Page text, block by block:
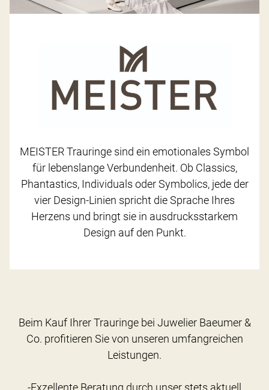
MEISTER Trauringe sind ein emotionales Symbol
für lebenslange Verbundenheit. Ob Classics,
Phantastics, Individuals oder Symbolics, jede der
vier Design-Linien spricht die Sprache Ihres
Herzens und bringt sie in ausdrucksstarkem
Design auf den Punkt.
Beim Kauf Ihrer Trauringe bei Juwelier Baeumer &
Co. profitieren Sie von unseren umfangreichen
Leistungen.
-Exzellente Beratung durch unser stets aktuell